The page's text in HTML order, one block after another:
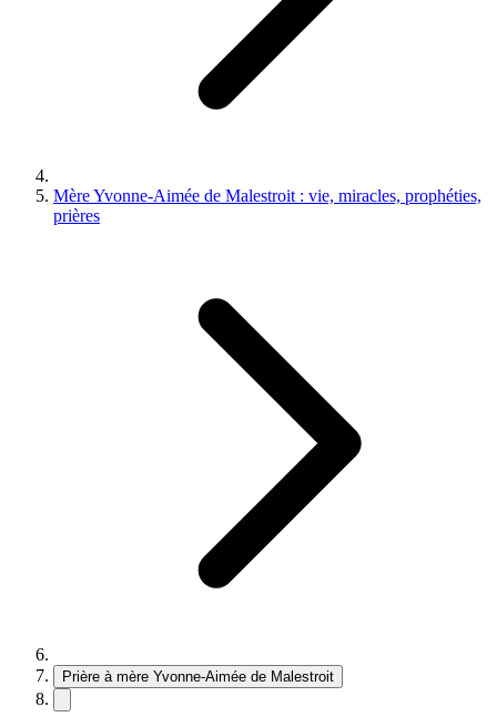
Mère Yvonne-Aimée de Malestroit : vie, miracles, prophéties,
prières
Prière à mère Yvonne-Aimée de Malestroit